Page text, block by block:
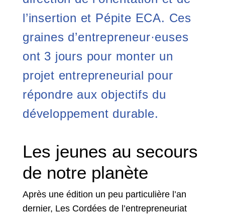
l’insertion et Pépite ECA. Ces
graines d’entrepreneur·euses
ont 3 jours pour monter un
projet entrepreneurial pour
répondre aux objectifs du
développement durable.
Les jeunes au secours
de notre planète
Après une édition un peu particulière l’an
dernier, Les Cordées de l’entrepreneuriat